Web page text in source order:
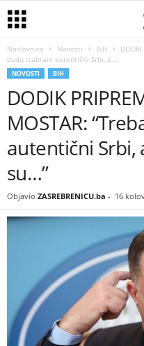
Naslovnica Novosti BiH
budu izabrani autentični Srbi, a...
NOVOSTI BIH
DODIK
MOSTAR:
autentični
su…”
Objavio ZASREBRENICU.ba - 16